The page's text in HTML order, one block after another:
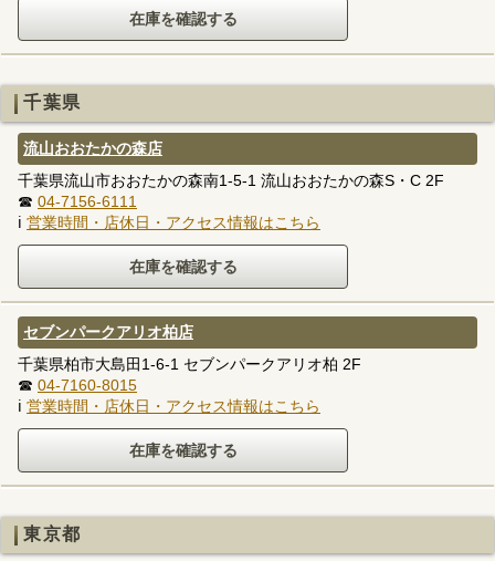
千葉県
流山おおたかの森店
千葉県流山市おおたかの森南1-5-1 流山おおたかの森S・C 2F
☎ 04-7156-6111
ℹ 営業時間・店休日・アクセス情報はこちら
セブンパークアリオ柏店
千葉県柏市大島田1-6-1 セブンパークアリオ柏 2F
☎ 04-7160-8015
ℹ 営業時間・店休日・アクセス情報はこちら
東京都